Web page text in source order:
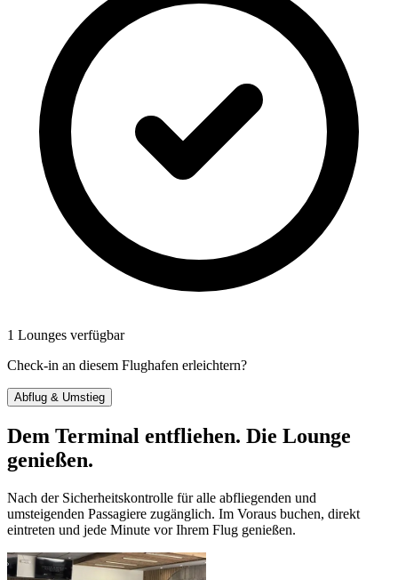
1 Lounges verfügbar
Check-in an diesem Flughafen erleichtern?
Abflug & Umstieg
Dem Terminal entfliehen. Die Lounge
genießen.
Nach der Sicherheitskontrolle für alle abfliegenden und
umsteigenden Passagiere zugänglich. Im Voraus buchen, direkt
eintreten und jede Minute vor Ihrem Flug genießen.